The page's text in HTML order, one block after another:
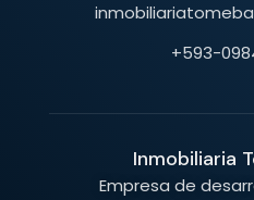
+593-
Inmobiliaria
Empresa de